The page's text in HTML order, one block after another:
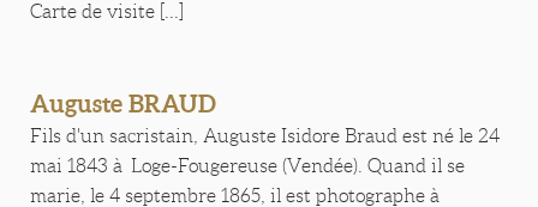
Carte de visite [...]
Auguste BRAUD
Fils d'un sacristain, Auguste Isidore Braud est né le 24
mai 1843 à Loge-Fougereuse (Vendée). Quand il se
marie, le 4 septembre 1865, il est photographe à